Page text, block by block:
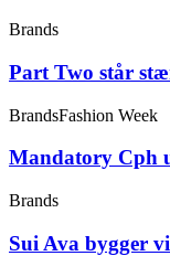
Brands
Part Two står
BrandsFashion Week
Mandatory Cph
Brands
Sui Ava bygger